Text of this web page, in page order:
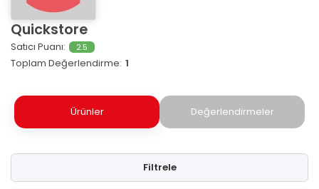
Quickstore
Satıcı Puanı: 2.5
Toplam Değerlendirme: 1
Ürünler Değerlendirmeler
Filtrele